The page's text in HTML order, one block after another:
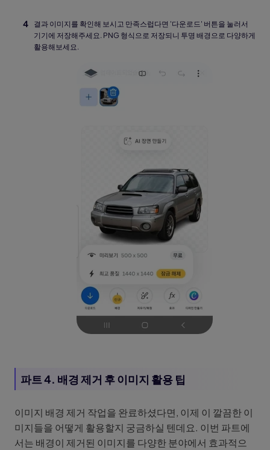
결과 이미지를 확인해 보시고 만족스럽다면 '다운로드' 버튼을 눌러서
기기에 저장해주세요. PNG 형식으로 저장되니 투명 배경으로 다양하게
활용해보세요.
파트 4. 배경 제거 후 이미지 활용 팁
이미지 배경 제거 작업을 완료하셨다면, 이제 이 깔끔한 이
미지들을 어떻게 활용할지 궁금하실 텐데요. 이번 파트에
서는 배경이 제거된 이미지를 다양한 분야에서 효과적으